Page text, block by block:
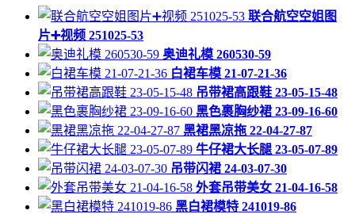
联合航空空姐图
片➕视频 251025-53
奥迪礼模 260530-59
白裙车模 21-07-21-36
吊带裙高跟鞋 23-05-15-48
黑色裹胸纱裙 23-09-16-60
黑裙黑凉拖 22-04-27-87
牛仔裙大长腿 23-05-07-89
吊带闪裙 24-03-07-30
外套吊带美女 21-04-16-58
黑白裙模特 241019-86